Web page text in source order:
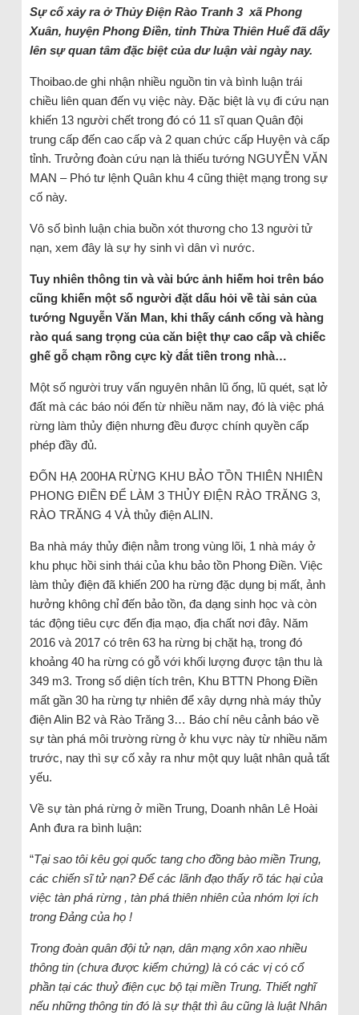
Sự cố xảy ra ở Thủy Điện Rào Tranh 3 xã Phong
Xuân, huyện Phong Điền, tỉnh Thừa Thiên Huế đã dấy
lên sự quan tâm đặc biệt của dư luận vài ngày nay.
Thoibao.de ghi nhận nhiều nguồn tin và bình luận trái
chiều liên quan đến vụ việc này. Đặc biệt là vụ đi cứu nạn
khiến 13 người chết trong đó có 11 sĩ quan Quân đội
trung cấp đến cao cấp và 2 quan chức cấp Huyện và cấp
tỉnh. Trưởng đoàn cứu nạn là thiếu tướng NGUYỄN VĂN
MAN – Phó tư lệnh Quân khu 4 cũng thiệt mạng trong sự
cố này.
Vô số bình luận chia buồn xót thương cho 13 người tử
nạn, xem đây là sự hy sinh vì dân vì nước.
Tuy nhiên thông tin và vài bức ảnh hiếm hoi trên báo
cũng khiến một số người đặt dấu hỏi về tài sản của
tướng Nguyễn Văn Man, khi thấy cánh cổng và hàng
rào quá sang trọng của căn biệt thự cao cấp và chiếc
ghế gỗ chạm rồng cực kỳ đắt tiền trong nhà…
Một số người truy vấn nguyên nhân lũ ống, lũ quét, sạt lở
đất mà các báo nói đến từ nhiều năm nay, đó là việc phá
rừng làm thủy điện nhưng đều được chính quyền cấp
phép đầy đủ.
ĐỐN HẠ 200HA RỪNG KHU BẢO TỒN THIÊN NHIÊN
PHONG ĐIỀN ĐỂ LÀM 3 THỦY ĐIỆN RÀO TRĂNG 3,
RÀO TRĂNG 4 VÀ thủy điện ALIN.
Ba nhà máy thủy điện nằm trong vùng lõi, 1 nhà máy ở
khu phục hồi sinh thái của khu bảo tồn Phong Điền. Việc
làm thủy điện đã khiến 200 ha rừng đặc dụng bị mất, ảnh
hưởng không chỉ đến bảo tồn, đa dạng sinh học và còn
tác động tiêu cực đến địa mạo, địa chất nơi đây. Năm
2016 và 2017 có trên 63 ha rừng bị chặt hạ, trong đó
khoảng 40 ha rừng có gỗ với khối lượng được tận thu là
349 m3. Trong số diện tích trên, Khu BTTN Phong Điền
mất gần 30 ha rừng tự nhiên để xây dựng nhà máy thủy
điện Alin B2 và Rào Trăng 3… Báo chí nêu cảnh báo về
sự tàn phá môi trường rừng ở khu vực này từ nhiều năm
trước, nay thì sự cố xảy ra như một quy luật nhân quả tất
yếu.
Về sự tàn phá rừng ở miền Trung, Doanh nhân Lê Hoài
Anh đưa ra bình luận:
“Tại sao tôi kêu gọi quốc tang cho đồng bào miền Trung,
các chiến sĩ tử nạn? Để các lãnh đạo thấy rõ tác hại của
việc tàn phá rừng , tàn phá thiên nhiên của nhóm lợi ích
trong Đảng của họ !
Trong đoàn quân đội tử nạn, dân mạng xôn xao nhiều
thông tin (chưa được kiểm chứng) là có các vị có cổ
phần tại các thuỷ điện cục bộ tại miền Trung. Thiết nghĩ
nếu những thông tin đó là sự thật thì âu cũng là luật Nhân